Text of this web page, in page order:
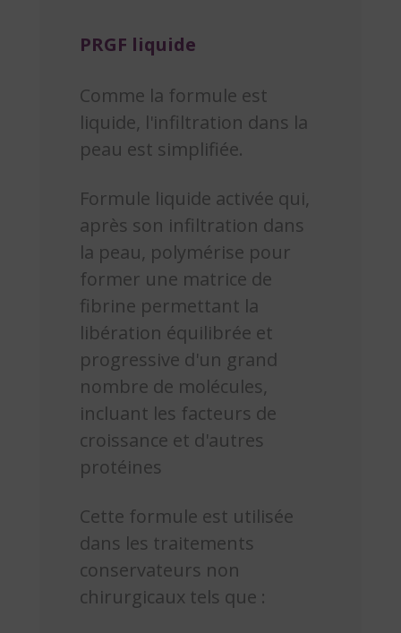
PRGF liquide
Comme la formule est
liquide, l'infiltration dans la
peau est simplifiée.
Formule liquide activée qui,
après son infiltration dans
la peau, polymérise pour
former une matrice de
fibrine permettant la
libération équilibrée et
progressive d'un grand
nombre de molécules,
incluant les facteurs de
croissance et d'autres
protéines
Cette formule est utilisée
dans les traitements
conservateurs non
chirurgicaux tels que :